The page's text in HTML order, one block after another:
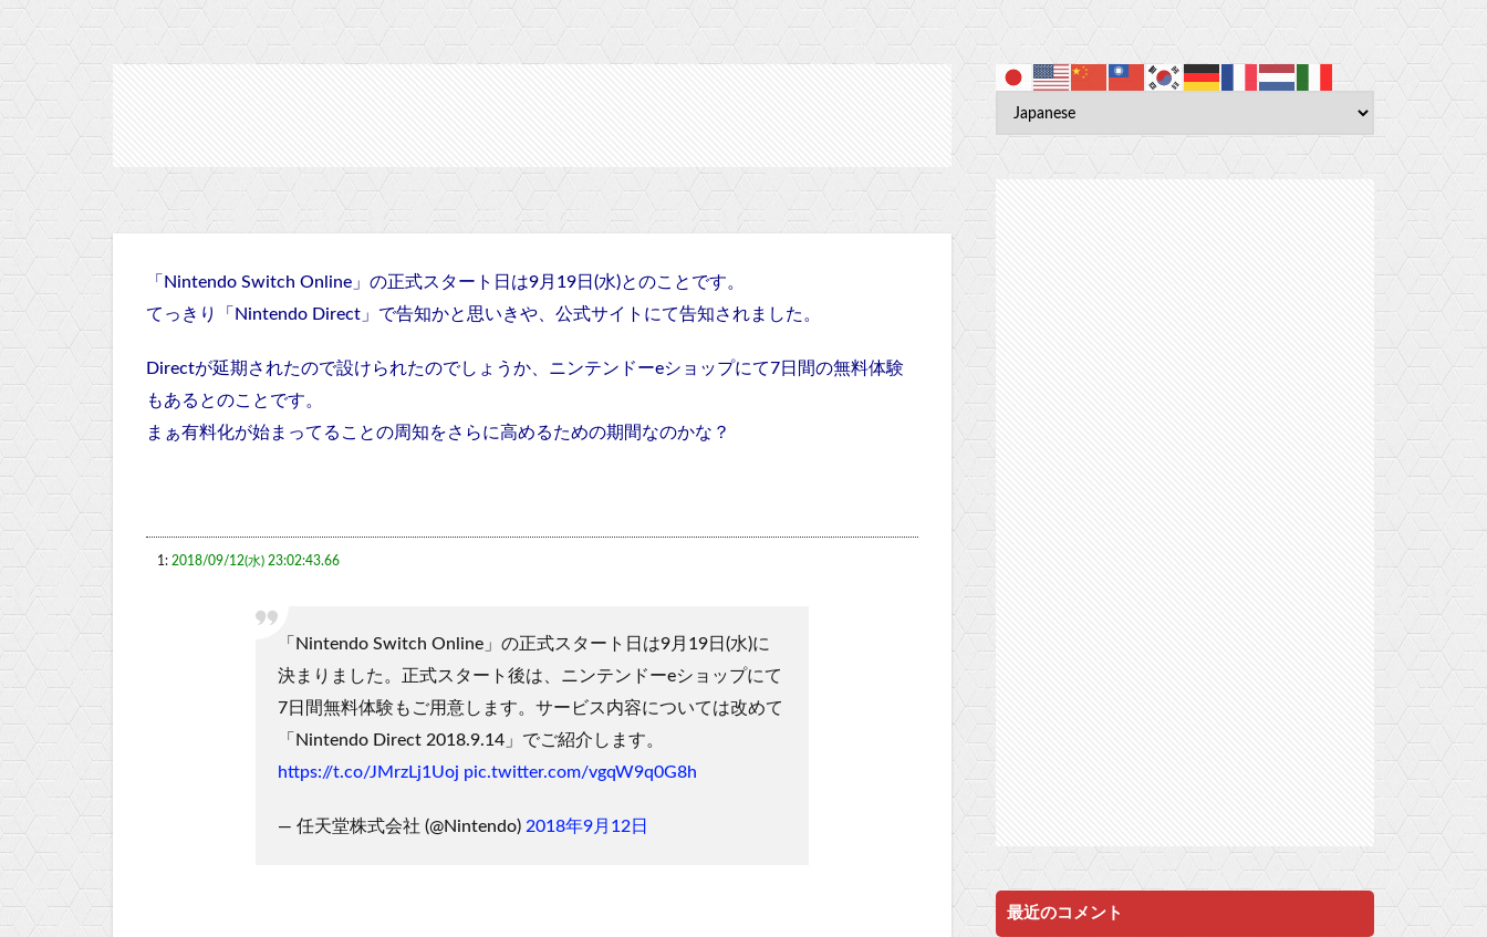
「Nintendo Switch Online」の正式スタート日は9月19日(水)とのことです。
てっきり「Nintendo Direct」で告知かと思いきや、公式サイトにて告知されました。
Directが延期されたので設けられたのでしょうか、ニンテンドーeショップにて7日間の無料体験
もあるとのことです。
まぁ有料化が始まってることの周知をさらに高めるための期間なのかな？
1: 2018/09/12(水) 23:02:43.66
「Nintendo Switch Online」の正式スタート日は9月19日(水)に
決まりました。正式スタート後は、ニンテンドーeショップにて
7日間無料体験もご用意します。サービス内容については改めて
「Nintendo Direct 2018.9.14」でご紹介します。
https://t.co/JMrzLj1Uoj pic.twitter.com/vgqW9q0G8h
— 任天堂株式会社 (@Nintendo) 2018年9月12日
最近のコメント